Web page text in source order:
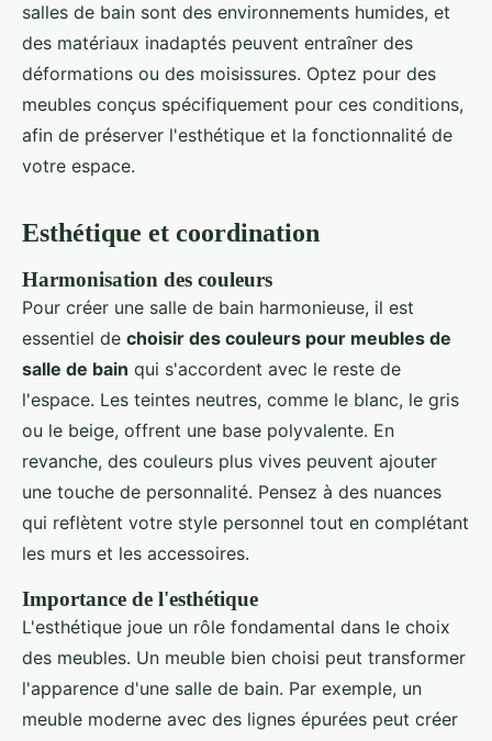
salles de bain sont des environnements humides, et
des matériaux inadaptés peuvent entraîner des
déformations ou des moisissures. Optez pour des
meubles conçus spécifiquement pour ces conditions,
afin de préserver l'esthétique et la fonctionnalité de
votre espace.
Esthétique et coordination
Harmonisation des couleurs
Pour créer une salle de bain harmonieuse, il est
essentiel de choisir des couleurs pour meubles de
salle de bain qui s'accordent avec le reste de
l'espace. Les teintes neutres, comme le blanc, le gris
ou le beige, offrent une base polyvalente. En
revanche, des couleurs plus vives peuvent ajouter
une touche de personnalité. Pensez à des nuances
qui reflètent votre style personnel tout en complétant
les murs et les accessoires.
Importance de l'esthétique
L'esthétique joue un rôle fondamental dans le choix
des meubles. Un meuble bien choisi peut transformer
l'apparence d'une salle de bain. Par exemple, un
meuble moderne avec des lignes épurées peut créer